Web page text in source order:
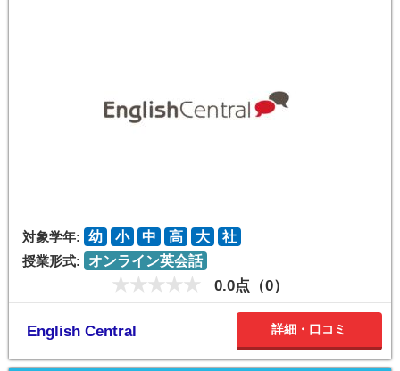
対象学年: 幼 小 中 高 大
社
授業形式:
オンライン英会話
0.0点（0）
English Central 詳細・口コミ